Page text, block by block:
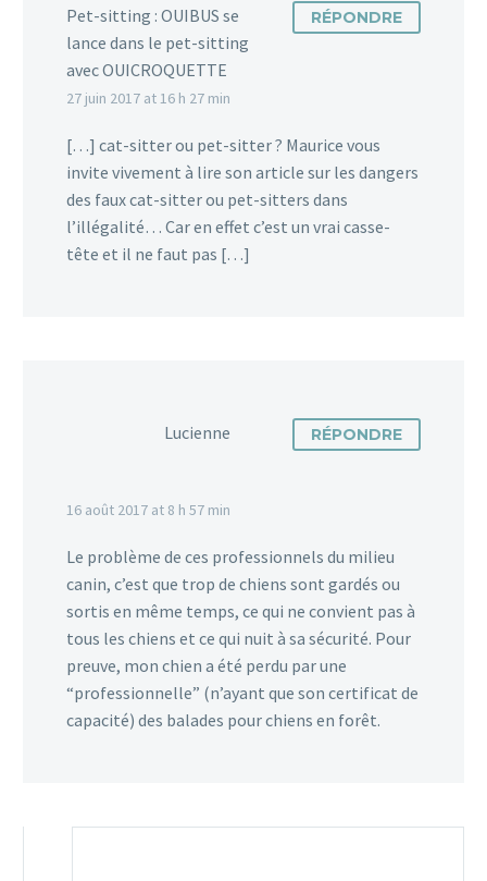
Pet-sitting : OUIBUS se
lance dans le pet-sitting
avec OUICROQUETTE
27 juin 2017 at 16 h 27 min
RÉPONDRE
[…] cat-sitter ou pet-sitter ? Maurice vous
invite vivement à lire son article sur les dangers
des faux cat-sitter ou pet-sitters dans
l’illégalité… Car en effet c’est un vrai casse-
tête et il ne faut pas […]
Lucienne
16 août 2017 at 8 h 57 min
RÉPONDRE
Le problème de ces professionnels du milieu
canin, c’est que trop de chiens sont gardés ou
sortis en même temps, ce qui ne convient pas à
tous les chiens et ce qui nuit à sa sécurité. Pour
preuve, mon chien a été perdu par une
“professionnelle” (n’ayant que son certificat de
capacité) des balades pour chiens en forêt.